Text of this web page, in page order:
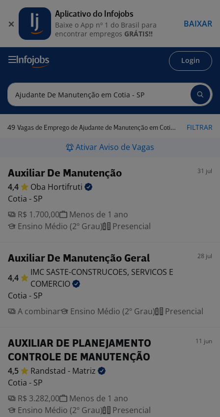
Login
49 Vagas de Emprego de Ajudante de Manutenção em Cotia - SP FILTRAR
Ativar Aviso de Vagas
Auxiliar De Manutenção 31 jul
4,4 Oba Hortifruti
Cotia - SP
R$ 1.700,00
Menos de 1 ano
Ensino Médio (2º Grau)
Presencial
Auxiliar De Manutenção Geral 28 jul
4,4
IMC SASTE-CONSTRUCOES, SERVICOS E
COMERCIO
Cotia - SP
A combinar
Ensino Médio (2º Grau) Presencial
AUXILIAR DE PLANEJAMENTO
CONTROLE DE MANUTENÇÃO
11 jun
4,5 Randstad - Matriz
Cotia - SP
R$ 3.282,00
Menos de 1 ano
Ensino Médio (2º Grau)
Presencial
Aplicativo do Infojobs
Baixe o App nº 1 do Brasil para
encontrar empregos GRÁTIS!!
BAIXAR